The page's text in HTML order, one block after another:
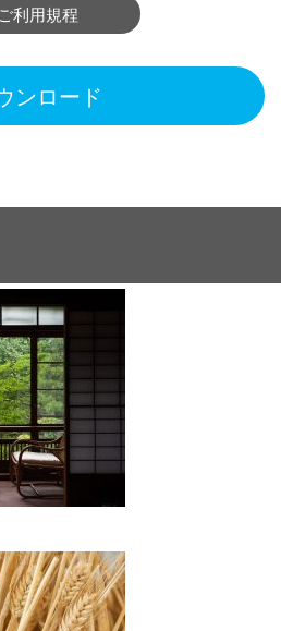
ご利用規程
ンロード